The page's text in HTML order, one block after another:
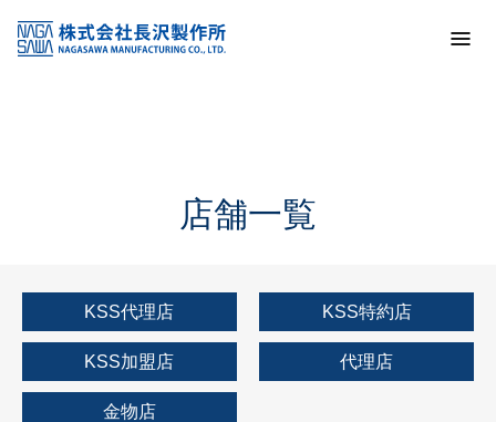
KSS加盟店・取扱店情報
店舗一覧
店舗一覧
KSS代理店 KSS特約店
KSS加盟店 代理店
金物店